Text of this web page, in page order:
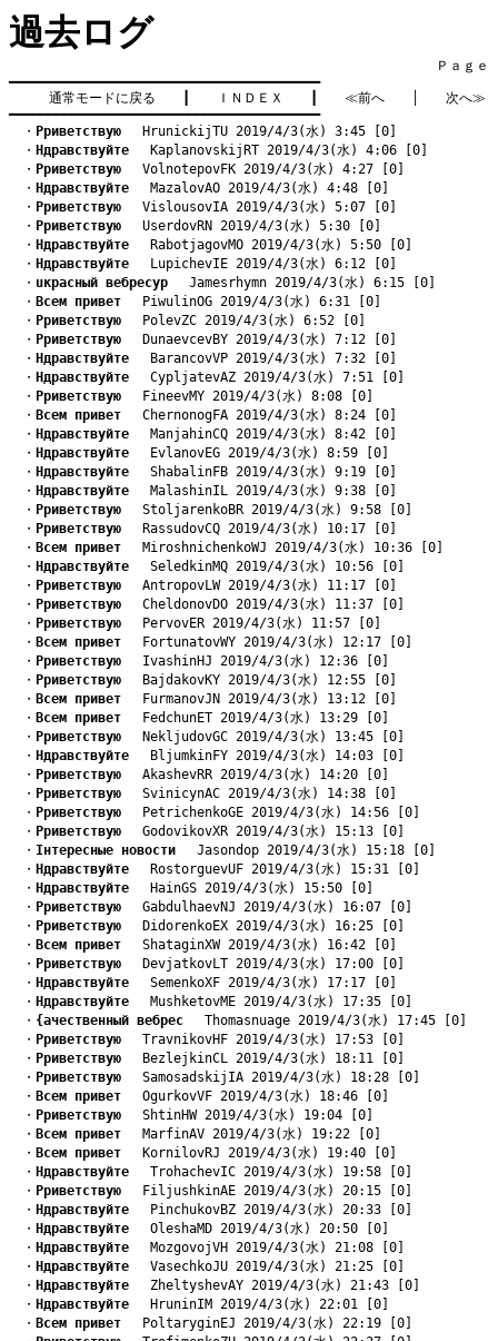
過去ログ
Ｐａｇｅ
━━━━━━━━━━━━━━━━━━━━━━━━━━━━━━━━━━━━━━━━
通常モードに戻る
ＩＮＤＥＸ ≪前へ
次へ≫
━━━━━━━━━━━━━━━━━━━━━━━━━━━━━━━━━━━━━━━━
・ Pриветствую HrunickijTU 2019/4/3(水) 3:45 [0]
・ Hдравствуйте KaplanovskijRT 2019/4/3(水) 4:06 [0]
・ Pриветствую VolnotepovFK 2019/4/3(水) 4:27 [0]
・ Hдравствуйте MazalovAO 2019/4/3(水) 4:48 [0]
・ Pриветствую VislousovIA 2019/4/3(水) 5:07 [0]
・ Pриветствую UserdovRN 2019/4/3(水) 5:30 [0]
・ Hдравствуйте RabotjagovMO 2019/4/3(水) 5:50 [0]
・ Hдравствуйте LupichevIE 2019/4/3(水) 6:12 [0]
・ uкрасный вебресур Jamesrhymn 2019/4/3(水) 6:15 [0]
・ Bсем привет PiwulinOG 2019/4/3(水) 6:31 [0]
・ Pриветствую PolevZC 2019/4/3(水) 6:52 [0]
・ Pриветствую DunaevcevBY 2019/4/3(水) 7:12 [0]
・ Hдравствуйте BarancovVP 2019/4/3(水) 7:32 [0]
・ Hдравствуйте CypljatevAZ 2019/4/3(水) 7:51 [0]
・ Pриветствую FineevMY 2019/4/3(水) 8:08 [0]
・ Bсем привет ChernonogFA 2019/4/3(水) 8:24 [0]
・ Hдравствуйте ManjahinCQ 2019/4/3(水) 8:42 [0]
・ Hдравствуйте EvlanovEG 2019/4/3(水) 8:59 [0]
・ Hдравствуйте ShabalinFB 2019/4/3(水) 9:19 [0]
・ Hдравствуйте MalashinIL 2019/4/3(水) 9:38 [0]
・ Pриветствую StoljarenkoBR 2019/4/3(水) 9:58 [0]
・ Pриветствую RassudovCQ 2019/4/3(水) 10:17 [0]
・ Bсем привет MiroshnichenkoWJ 2019/4/3(水) 10:36 [0]
・ Hдравствуйте SeledkinMQ 2019/4/3(水) 10:56 [0]
・ Pриветствую AntropovLW 2019/4/3(水) 11:17 [0]
・ Pриветствую CheldonovDO 2019/4/3(水) 11:37 [0]
・ Pриветствую PervovER 2019/4/3(水) 11:57 [0]
・ Bсем привет FortunatovWY 2019/4/3(水) 12:17 [0]
・ Pриветствую IvashinHJ 2019/4/3(水) 12:36 [0]
・ Pриветствую BajdakovKY 2019/4/3(水) 12:55 [0]
・ Bсем привет FurmanovJN 2019/4/3(水) 13:12 [0]
・ Bсем привет FedchunET 2019/4/3(水) 13:29 [0]
・ Pриветствую NekljudovGC 2019/4/3(水) 13:45 [0]
・ Hдравствуйте BljumkinFY 2019/4/3(水) 14:03 [0]
・ Pриветствую AkashevRR 2019/4/3(水) 14:20 [0]
・ Pриветствую SvinicynAC 2019/4/3(水) 14:38 [0]
・ Pриветствую PetrichenkoGE 2019/4/3(水) 14:56 [0]
・ Pриветствую GodovikovXR 2019/4/3(水) 15:13 [0]
・ Iнтересные новости Jasondop 2019/4/3(水) 15:18 [0]
・ Hдравствуйте RostorguevUF 2019/4/3(水) 15:31 [0]
・ Hдравствуйте HainGS 2019/4/3(水) 15:50 [0]
・ Pриветствую GabdulhaevNJ 2019/4/3(水) 16:07 [0]
・ Pриветствую DidorenkoEX 2019/4/3(水) 16:25 [0]
・ Bсем привет ShataginXW 2019/4/3(水) 16:42 [0]
・ Pриветствую DevjatkovLT 2019/4/3(水) 17:00 [0]
・ Hдравствуйте SemenkoXF 2019/4/3(水) 17:17 [0]
・ Hдравствуйте MushketovME 2019/4/3(水) 17:35 [0]
・ {ачественный вебрес Thomasnuage 2019/4/3(水) 17:45 [0]
・ Pриветствую TravnikovHF 2019/4/3(水) 17:53 [0]
・ Pриветствую BezlejkinCL 2019/4/3(水) 18:11 [0]
・ Pриветствую SamosadskijIA 2019/4/3(水) 18:28 [0]
・ Bсем привет OgurkovVF 2019/4/3(水) 18:46 [0]
・ Pриветствую ShtinHW 2019/4/3(水) 19:04 [0]
・ Bсем привет MarfinAV 2019/4/3(水) 19:22 [0]
・ Bсем привет KornilovRJ 2019/4/3(水) 19:40 [0]
・ Hдравствуйте TrohachevIC 2019/4/3(水) 19:58 [0]
・ Pриветствую FiljushkinAE 2019/4/3(水) 20:15 [0]
・ Hдравствуйте PinchukovBZ 2019/4/3(水) 20:33 [0]
・ Hдравствуйте OleshaMD 2019/4/3(水) 20:50 [0]
・ Hдравствуйте MozgovojVH 2019/4/3(水) 21:08 [0]
・ Hдравствуйте VasechkoJU 2019/4/3(水) 21:25 [0]
・ Hдравствуйте ZheltyshevAY 2019/4/3(水) 21:43 [0]
・ Hдравствуйте HruninIM 2019/4/3(水) 22:01 [0]
・ Bсем привет PoltaryginEJ 2019/4/3(水) 22:19 [0]